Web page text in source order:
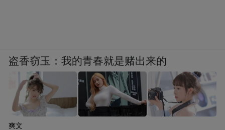
盗香窃玉：我的青春就是赌出来的
爽文